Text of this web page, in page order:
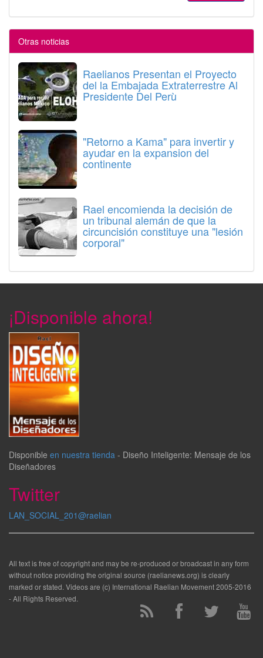
Otras noticias
Raelianos Presentan el Proyecto
del la Embajada Extraterrestre Al
Presidente Del Perù
"Retorno a Kama" para invertir y
ayudar en la expansion del
continente
Rael encomienda la decisión de
un tribunal alemán de que la
circuncisión constituye una "lesión
corporal"
¡Disponible ahora!
Disponible en nuestra tienda - Diseño Inteligente: Mensaje de los
Diseñadores
Twitter
LAN_SOCIAL_201@raelian
All text is free of copyright and may be re-produced or broadcast in any form
without notice providing the original source (raelianews.org) is clearly
marked or stated. Videos are (c) International Raelian Movement 2005-2016
- All Rights Reserved.